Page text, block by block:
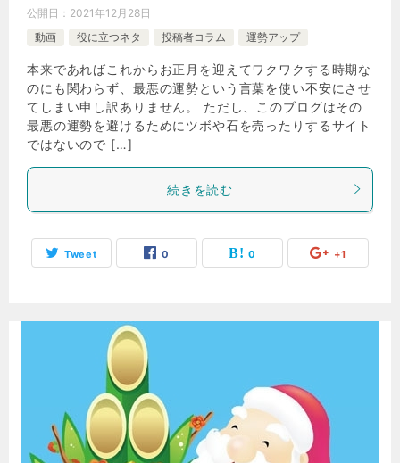
公開日： 2021年12月28日
動画
役に立つネタ 投稿者コラム 運勢アップ
本来であればこれからお正月を迎えてワクワクする時期な
のにも関わらず、最悪の運勢という言葉を使い不安にさせ
てしまい申し訳ありません。 ただし、このブログはその
最悪の運勢を避けるためにツボや石を売ったりするサイト
ではないので […]
続きを読む
Tweet 0 0 +1